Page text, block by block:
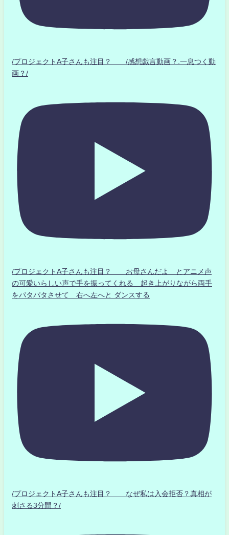
/プロジェクトA子さんも注目？ /感想戯言動画？.一息つく動
画？/
/プロジェクトA子さんも注目？ お母さんだよ とアニメ声
の可愛いらしい声で手を振ってくれる 起き上がりながら両手
をパタパタさせて 右へ左へと ダンスする
/プロジェクトA子さんも注目？ なぜ私は入会拒否？真相が
刺さる3分間？/